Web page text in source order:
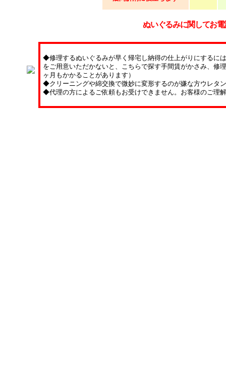
ぬいぐるみに関してお
◆修理するぬいぐるみが早く帰宅し納得の仕上がりにするに
をご用意いただかないと、こちらで探す手間賃がかさみ、修
ヶ月もかかることがあります）
◆クリーニングや綿交換で微妙に変形するのが嫌な方ウレタ
◆代理の方によるご依頼もお受けできません。お客様のご理